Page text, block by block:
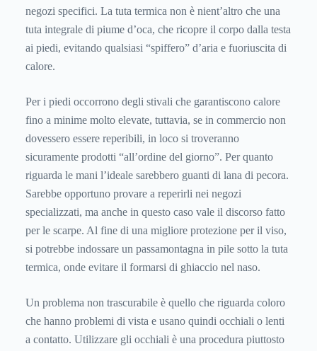
negozi specifici. La tuta termica non è nient’altro che una
tuta integrale di piume d’oca, che ricopre il corpo dalla testa
ai piedi, evitando qualsiasi “spiffero” d’aria e fuoriuscita di
calore.
Per i piedi occorrono degli stivali che garantiscono calore
fino a minime molto elevate, tuttavia, se in commercio non
dovessero essere reperibili, in loco si troveranno
sicuramente prodotti “all’ordine del giorno”. Per quanto
riguarda le mani l’ideale sarebbero guanti di lana di pecora.
Sarebbe opportuno provare a reperirli nei negozi
specializzati, ma anche in questo caso vale il discorso fatto
per le scarpe. Al fine di una migliore protezione per il viso,
si potrebbe indossare un passamontagna in pile sotto la tuta
termica, onde evitare il formarsi di ghiaccio nel naso.
Un problema non trascurabile è quello che riguarda coloro
che hanno problemi di vista e usano quindi occhiali o lenti
a contatto. Utilizzare gli occhiali è una procedura piuttosto